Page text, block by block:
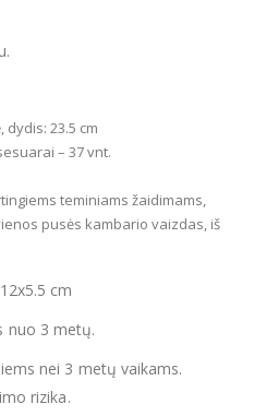
dydis: 23.5 cm
– 37 vnt.
teminiams žaidimams,
pusės kambario vaizdas, iš
cm
nuo 3 metų.
nei 3 metų vaikams.
rizika.